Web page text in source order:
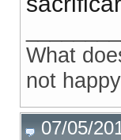
What
not
07/05/